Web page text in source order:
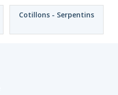
Cotillons - Serpentins